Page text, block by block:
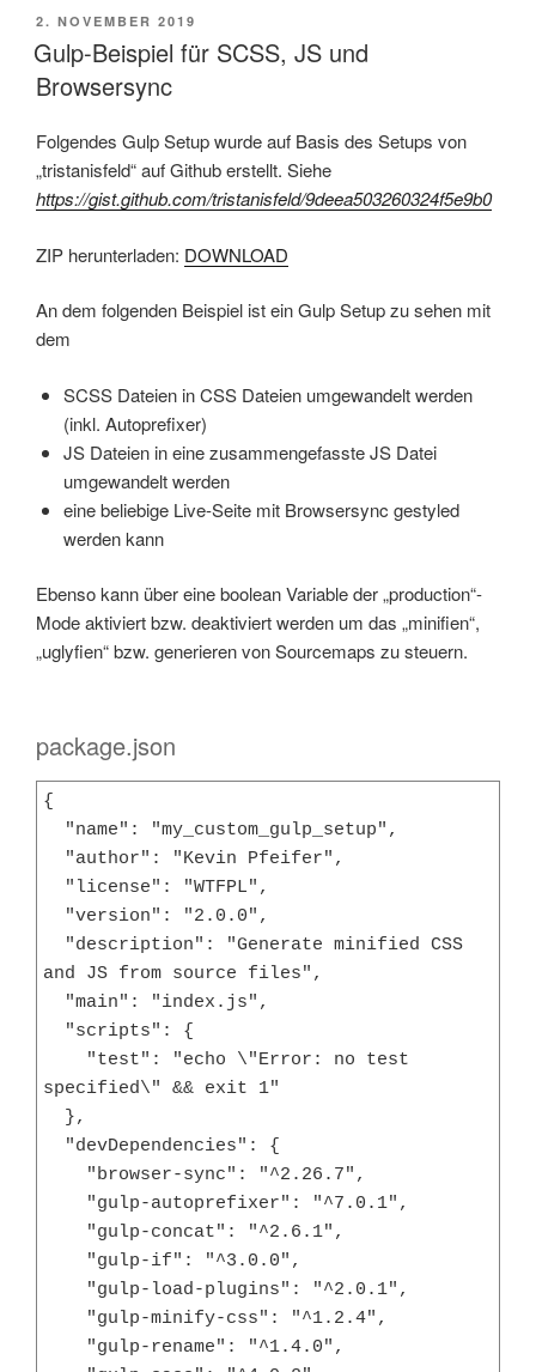
VERÖFFENTLICHT
AM
2. NOVEMBER 2019
Gulp-Beispiel für SCSS, JS und
Browsersync
Folgendes Gulp Setup wurde auf Basis des Setups von
„tristanisfeld“ auf Github erstellt. Siehe
https://gist.github.com/tristanisfeld/9deea503260324f5e9b0
ZIP herunterladen: DOWNLOAD
An dem folgenden Beispiel ist ein Gulp Setup zu sehen mit
dem
SCSS Dateien in CSS Dateien umgewandelt werden
(inkl. Autoprefixer)
JS Dateien in eine zusammengefasste JS Datei
umgewandelt werden
eine beliebige Live-Seite mit Browsersync gestyled
werden kann
Ebenso kann über eine boolean Variable der „production“-
Mode aktiviert bzw. deaktiviert werden um das „minifien“,
„uglyfien“ bzw. generieren von Sourcemaps zu steuern.
package.json
{
and JS from source files",
specified\" && exit 1"